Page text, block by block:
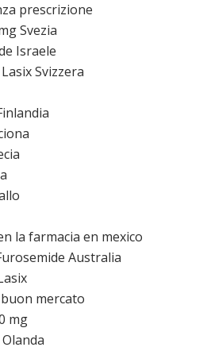
prescrizione
Svezia
Israele
Svizzera
la farmacia en mexico
Australia
mercato
mg